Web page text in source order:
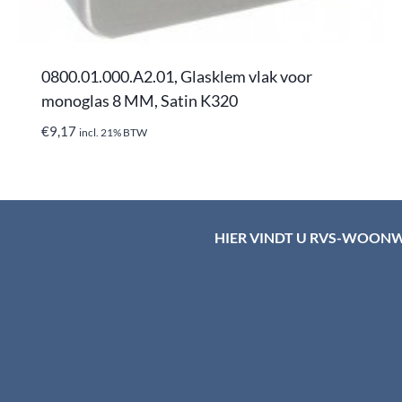
0800.01.000.A2.01, Glasklem vlak voor
monoglas 8 MM, Satin K320
€9,17 incl. 21% BTW
HIER VINDT U RVS-